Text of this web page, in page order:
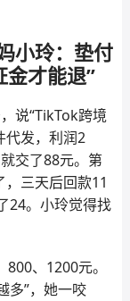
小玲：垫付
金才能退”
说“TikTok跨境
代发，利润2
交了88元。第
三天后回款11
24。小玲觉得找
、1200元。
多”，她一咬